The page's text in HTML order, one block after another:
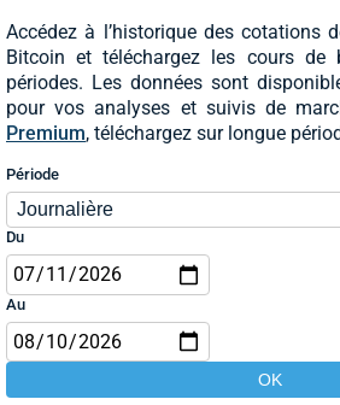
Accédez à l’historique des cotations
Bitcoin et téléchargez les cours de
périodes. Les données sont
pour vos analyses et suivis de
Premium, téléchargez sur longue
Période
Du
Au